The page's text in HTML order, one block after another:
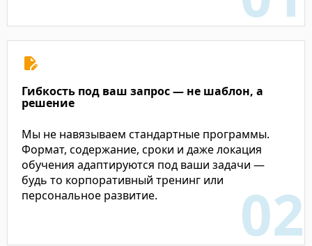
Гибкость под ваш запрос — не шаблон, а
решение
Мы не навязываем стандартные программы.
Формат, содержание, сроки и даже локация
обучения адаптируются под ваши задачи —
будь то корпоративный тренинг или
персональное развитие.